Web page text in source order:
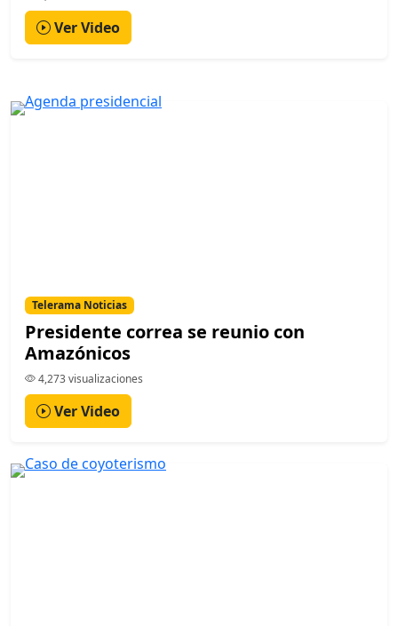
Ver Video
Telerama Noticias
Presidente correa se reunio con
Amazónicos
4,273 visualizaciones
Ver Video